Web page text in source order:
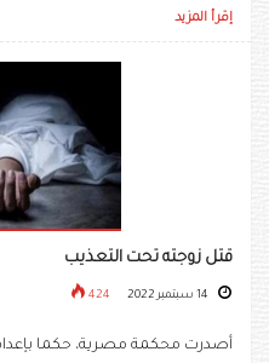
إقرأ المزيد
قتل زوجته تحت التعذيب
424
أصدرت محكمة مصرية، حكما